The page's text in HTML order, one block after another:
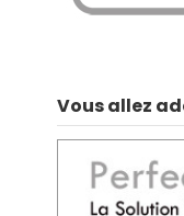
Vous allez